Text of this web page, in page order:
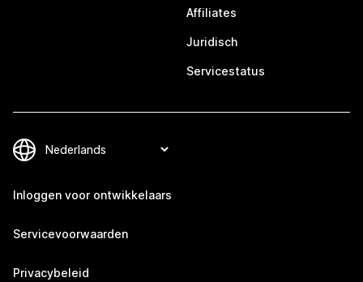
Affiliates
Juridisch
Servicestatus
Inloggen voor ontwikkelaars
Servicevoorwaarden
Privacybeleid